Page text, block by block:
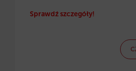
Sprawdź szczegóły!